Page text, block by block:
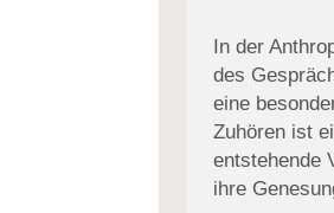
In der
des
eine
Zuhören ist
entstehende
ihre